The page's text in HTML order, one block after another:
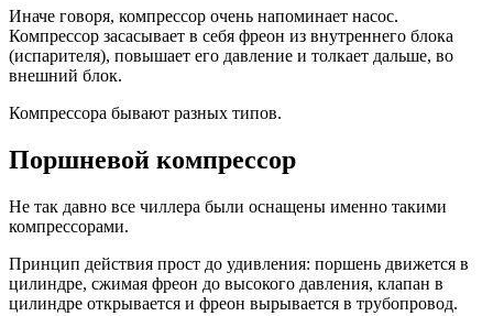
Иначе говоря, компрессор очень напоминает насос.
Компрессор засасывает в себя фреон из внутреннего блока
(испарителя), повышает его давление и толкает дальше, во
внешний блок.
Компрессора бывают разных типов.
Поршневой компрессор
Не так давно все чиллера были оснащены именно такими
компрессорами.
Принцип действия прост до удивления: поршень движется в
цилиндре, сжимая фреон до высокого давления, клапан в
цилиндре открывается и фреон вырывается в трубопровод.